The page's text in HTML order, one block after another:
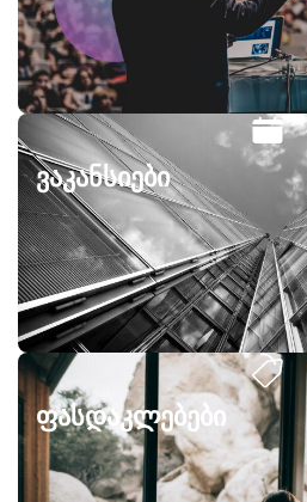
ვაკანსიები
ფასდაკლებები